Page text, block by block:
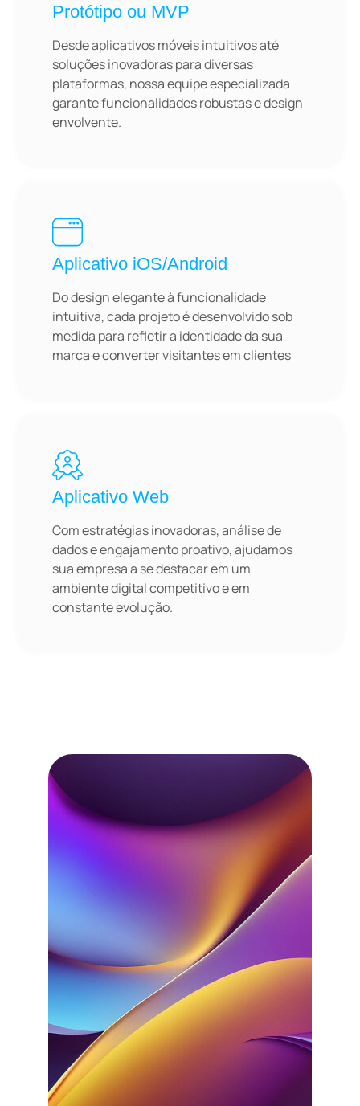
Protótipo ou MVP
Desde aplicativos móveis intuitivos até
soluções inovadoras para diversas
plataformas, nossa equipe especializada
garante funcionalidades robustas e design
envolvente.
Aplicativo iOS/Android
Do design elegante à funcionalidade
intuitiva, cada projeto é desenvolvido sob
medida para refletir a identidade da sua
marca e converter visitantes em clientes
Aplicativo Web
Com estratégias inovadoras, análise de
dados e engajamento proativo, ajudamos
sua empresa a se destacar em um
ambiente digital competitivo e em
constante evolução.